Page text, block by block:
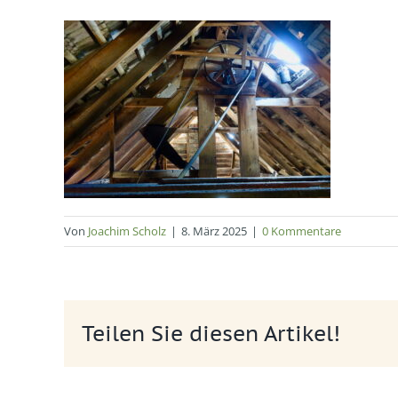
Von Joachim Scholz | 8. März 2025 | 0 Kommentare
Teilen Sie diesen Artikel!